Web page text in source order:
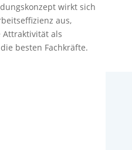
wirkt sich
aus,
als
besten Fachkräfte.